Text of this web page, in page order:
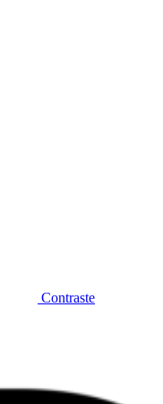
Contraste